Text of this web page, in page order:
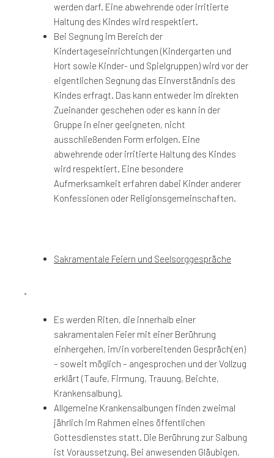
werden darf. Eine abwehrende oder irritierte
Haltung des Kindes wird respektiert.
Bei Segnung im Bereich der
Kindertageseinrichtungen (Kindergarten und
Hort sowie Kinder- und Spielgruppen) wird vor der
eigentlichen Segnung das Einverständnis des
Kindes erfragt. Das kann entweder im direkten
Zueinander geschehen oder es kann in der
Gruppe in einer geeigneten, nicht
ausschließenden Form erfolgen. Eine
abwehrende oder irritierte Haltung des Kindes
wird respektiert. Eine besondere
Aufmerksamkeit erfahren dabei Kinder anderer
Konfessionen oder Religionsgemeinschaften.
Sakramentale Feiern und Seelsorggespräche
Es werden Riten, die innerhalb einer
sakramentalen Feier mit einer Berührung
einhergehen, im/in vorbereitenden Gespräch(en)
– soweit möglich – angesprochen und der Vollzug
erklärt (Taufe, Firmung, Trauung, Beichte,
Krankensalbung).
Allgemeine Krankensalbungen finden zweimal
jährlich im Rahmen eines öffentlichen
Gottesdienstes statt. Die Berührung zur Salbung
ist Voraussetzung. Bei anwesenden Gläubigen,